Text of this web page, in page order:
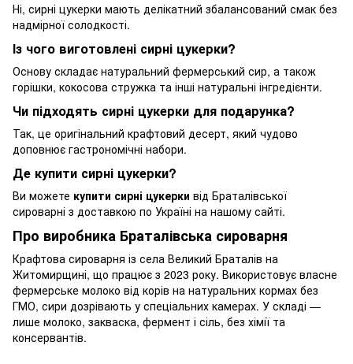
Ні, сирні цукерки мають делікатний збалансований смак без
надмірної солодкості.
Із чого виготовлені сирні цукерки?
Основу складає натуральний фермерський сир, а також
горішки, кокосова стружка та інші натуральні інгредієнти.
Чи підходять сирні цукерки для подарунка?
Так, це оригінальний крафтовий десерт, який чудово
доповнює гастрономічні набори.
Де купити сирні цукерки?
Ви можете купити сирні цукерки від Браталівської
сироварні з доставкою по Україні на нашому сайті.
Про виробника Браталівська сироварня
Крафтова сироварня із села Великий Браталів на
Житомирщині, що працює з 2023 року. Використовує власне
фермерське молоко від корів на натуральних кормах без
ГМО, сири дозрівають у спеціальних камерах. У складі —
лише молоко, закваска, фермент і сіль, без хімії та
консервантів.